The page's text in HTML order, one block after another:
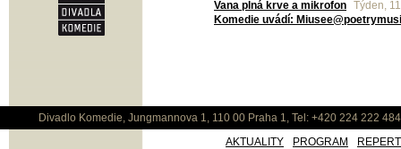
Vana plná krve a mikrofon Týden,
Komedie uvádí:
Divadlo Komedie, Jungmannova 1, 110 00 Praha 1, Tel: +420 224 222
AKTUALITY
PROGRAM